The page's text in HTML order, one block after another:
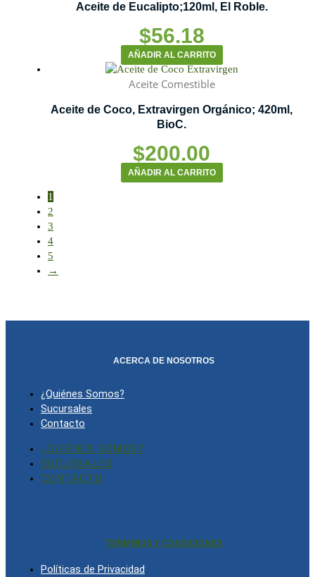
Aceite de Eucalipto;120ml, El Roble.
$56.18
AÑADIR AL CARRITO
Aceite Comestible
Aceite de Coco, Extravirgen Orgánico; 420ml,
BioC.
$200.00
AÑADIR AL CARRITO
1
2
3
4
5
→
ACERCA DE NOSOTROS
¿Quiénes Somos?
Sucursales
Contacto
¿QUIÉNES SOMOS?
SUCURSALES
CONTACTO
TERMINOS Y CONDICIONES
Políticas de Privacidad